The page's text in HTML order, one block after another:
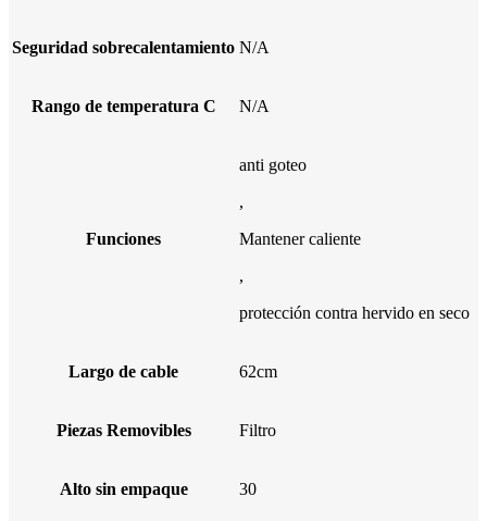
Seguridad sobrecalentamiento N/A
Rango de temperatura C N/A
Funciones
anti goteo
,
Mantener caliente
,
protección contra hervido en seco
Largo de cable 62cm
Piezas Removibles Filtro
Alto sin empaque 30